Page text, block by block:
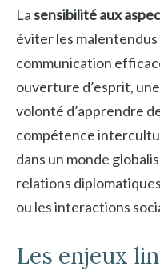
Lasensibilité aux
éviter les
communication
ouverture d’esprit,
volonté d’apprendre
compétence
dans un monde
relations
ou les interactions
Les enjeux